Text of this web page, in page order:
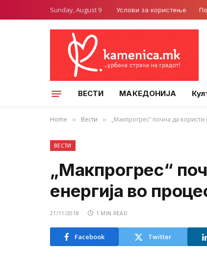
Sunday, August 9 Услови за користење
ВЕСТИ МАКЕДОНИЈА
Home » Вести » „Макпрогрес“ почна да
ВЕСТИ
„Макпрогрес“
енергија во
21/11/2018 1 MIN READ
Facebook Twitter